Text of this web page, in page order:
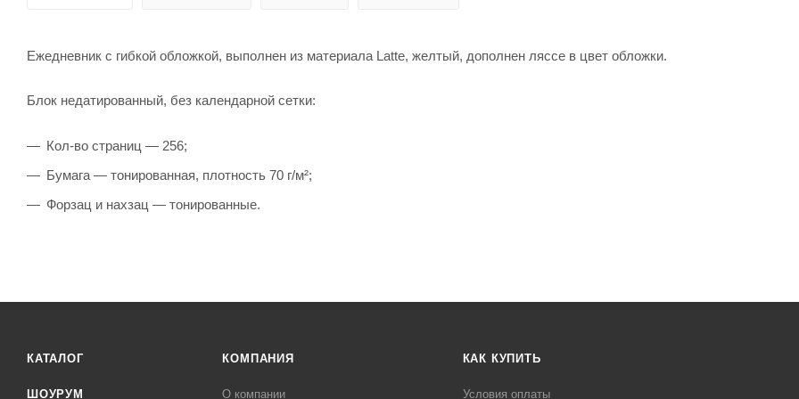
Ежедневник с гибкой обложкой, выполнен из материала Latte, желтый, дополнен ляссе в цвет обложки.
Блок недатированный, без календарной сетки:
Кол-во страниц — 256;
Бумага — тонированная, плотность 70 г/м²;
Форзац и нахзац — тонированные.
КАТАЛОГ
ШОУРУМ
КОМПАНИЯ
О компании
КАК КУПИТЬ
Условия оплаты